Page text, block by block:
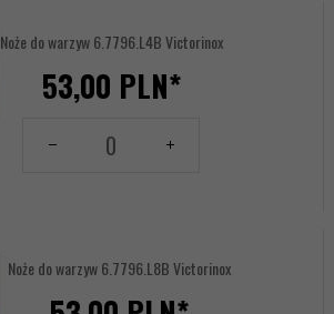
Noże do warzyw 6.7796.L4B Victorinox
53,00 PLN*
Noże do warzyw 6.7796.L8B Victorinox